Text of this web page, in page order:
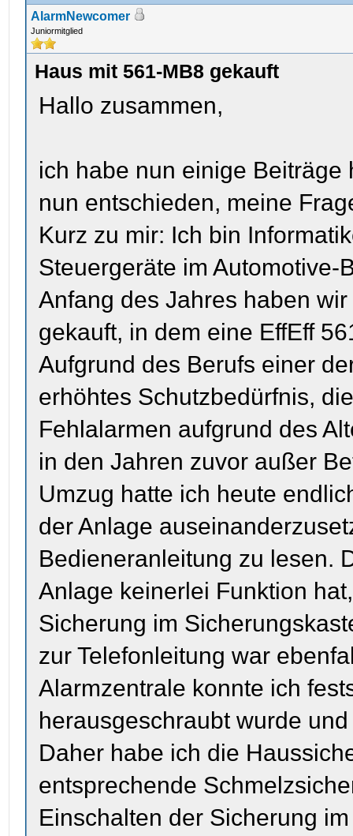
AlarmNewcomer
Juniormitglied
Haus mit 561-MB8 gekauft
Hallo zusammen,
ich habe nun einige
nun entschieden, meine
Kurz zu mir: Ich bin
Steuergeräte im Automotive-
Anfang des Jahres haben
gekauft, in dem eine EffEff
Aufgrund des Berufs einer
erhöhtes Schutzbedürfnis,
Fehlalarmen aufgrund des
in den Jahren zuvor außer
Umzug hatte ich heute
der Anlage
Bedieneranleitung zu lesen.
Anlage keinerlei Funktion
Sicherung im
zur Telefonleitung war
Alarmzentrale konnte ich
herausgeschraubt wurde
Daher habe ich die
entsprechende
Einschalten der Sicherung